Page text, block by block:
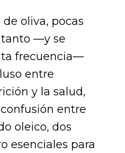
oliva, pocas
tanto —y se
frecuencia—
entre
y la salud,
entre
oleico, dos
esenciales para